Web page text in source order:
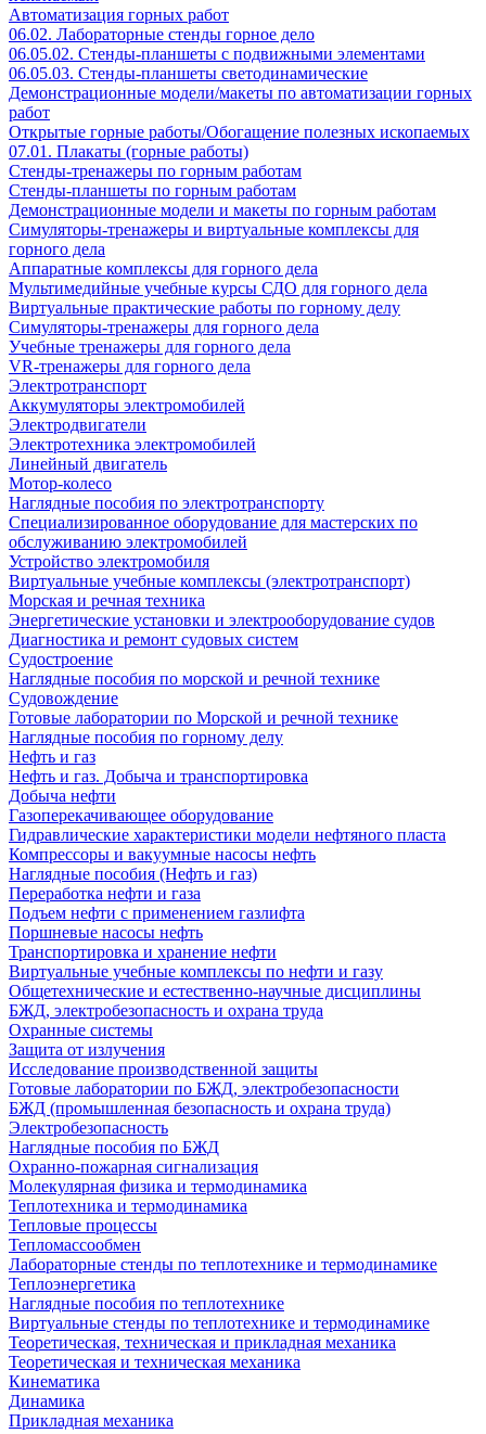
Автоматизация горных работ
06.02. Лабораторные стенды горное дело
06.05.02. Стенды-планшеты с подвижными элементами
06.05.03. Стенды-планшеты светодинамические
Демонстрационные модели/макеты по автоматизации горных
работ
Открытые горные работы/Обогащение полезных ископаемых
07.01. Плакаты (горные работы)
Стенды-тренажеры по горным работам
Стенды-планшеты по горным работам
Демонстрационные модели и макеты по горным работам
Симуляторы-тренажеры и виртуальные комплексы для
горного дела
Аппаратные комплексы для горного дела
Мультимедийные учебные курсы СДО для горного дела
Виртуальные практические работы по горному делу
Симуляторы-тренажеры для горного дела
Учебные тренажеры для горного дела
VR-тренажеры для горного дела
Электротранспорт
Аккумуляторы электромобилей
Электродвигатели
Электротехника электромобилей
Линейный двигатель
Мотор-колесо
Наглядные пособия по электротранспорту
Специализированное оборудование для мастерских по
обслуживанию электромобилей
Устройство электромобиля
Виртуальные учебные комплексы (электротранспорт)
Морская и речная техника
Энергетические установки и электрооборудование судов
Диагностика и ремонт судовых систем
Судостроение
Наглядные пособия по морской и речной технике
Судовождение
Готовые лаборатории по Морской и речной технике
Наглядные пособия по горному делу
Нефть и газ
Нефть и газ. Добыча и транспортировка
Добыча нефти
Газоперекачивающее оборудование
Гидравлические характеристики модели нефтяного пласта
Компрессоры и вакуумные насосы нефть
Наглядные пособия (Нефть и газ)
Переработка нефти и газа
Подъем нефти с применением газлифта
Поршневые насосы нефть
Транспортировка и хранение нефти
Виртуальные учебные комплексы по нефти и газу
Общетехнические и естественно-научные дисциплины
БЖД, электробезопасность и охрана труда
Охранные системы
Защита от излучения
Исследование производственной защиты
Готовые лаборатории по БЖД, электробезопасности
БЖД (промышленная безопасность и охрана труда)
Электробезопасность
Наглядные пособия по БЖД
Охранно-пожарная сигнализация
Молекулярная физика и термодинамика
Теплотехника и термодинамика
Тепловые процессы
Тепломассообмен
Лабораторные стенды по теплотехнике и термодинамике
Теплоэнергетика
Наглядные пособия по теплотехнике
Виртуальные стенды по теплотехнике и термодинамике
Теоретическая, техническая и прикладная механика
Теоретическая и техническая механика
Кинематика
Динамика
Прикладная механика